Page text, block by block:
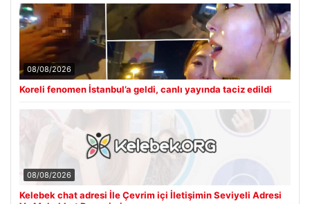
08/08/2026
Koreli fenomen İstanbul’a geldi, canlı yayında taciz edildi
08/08/2026
Kelebek chat adresi İle Çevrim içi İletişimin Seviyeli Adresi